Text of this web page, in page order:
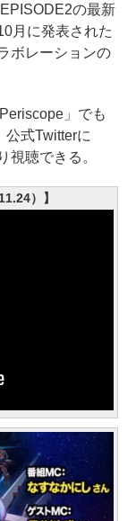
の最新
月に発表された
ボレーションの
」でも
式Twitterに
視聴できる。
）】